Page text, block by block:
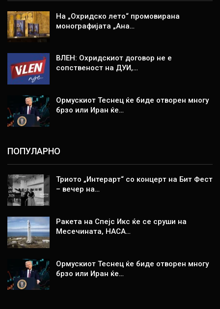
На „Охридско лето“ промовирана
монографијата „Ана…
ВЛЕН: Охридскиот договор не е
сопственост на ДУИ,…
Ормускиот Теснец ќе биде отворен многу
брзо или Иран ќе…
ПОПУЛАРНО
Триото „Интерарт“ со концерт на Бит Фест
– вечер на…
Ракета на Спејс Икс ќе се сруши на
Месечината, НАСА…
Ормускиот Теснец ќе биде отворен многу
брзо или Иран ќе…